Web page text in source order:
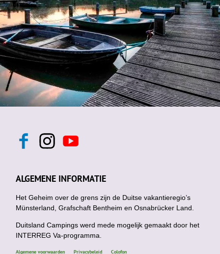
F
b
o
k
I
n
a
g
a
m
Y
o
u
b
ALGEMENE INFORMATIE
Het Geheim over de grens zijn de Duitse vakantieregio’s
Münsterland, Grafschaft Bentheim en Osnabrücker Land.
Duitsland Campings werd mede mogelijk gemaakt door het
INTERREG Va-programma.
Algemene voorwaarden Privacybeleid Colofon